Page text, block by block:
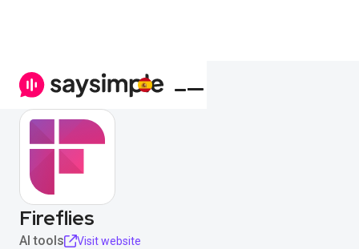
Fireflies
AI tools
Visit website